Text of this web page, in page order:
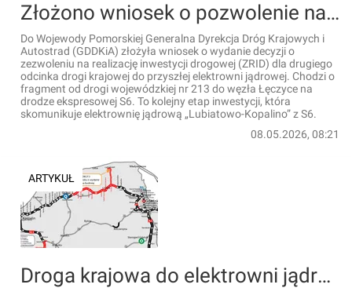
Złożono wniosek o pozwolenie na budowę drugiego odcinka drogi do przyszłej elektrowni jądrowej
Do Wojewody Pomorskiej Generalna Dyrekcja Dróg Krajowych i
Autostrad (GDDKiA) złożyła wniosek o wydanie decyzji o
zezwoleniu na realizację inwestycji drogowej (ZRID) dla drugiego
odcinka drogi krajowej do przyszłej elektrowni jądrowej. Chodzi o
fragment od drogi wojewódzkiej nr 213 do węzła Łęczyce na
drodze ekspresowej S6. To kolejny etap inwestycji, która
skomunikuje elektrownię jądrową „Lubiatowo-Kopalino” z S6.
08.05.2026, 08:21
ARTYKUŁ
Droga krajowa do elektrowni jądrowej - GDDKiA wnioskuje o pozwolenie na budowę "ostatniej mili"